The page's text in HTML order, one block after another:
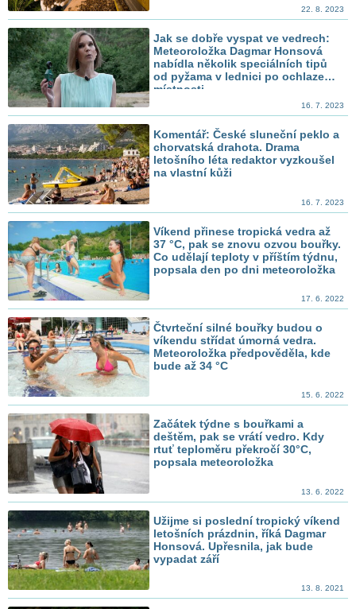
22. 8. 2023
Jak se dobře vyspat ve vedrech:
Meteoroložka Dagmar Honsová
nabídla několik speciálních tipů
od pyžama v lednici po ochlazení
místnosti
16. 7. 2023
Komentář: České sluneční peklo a
chorvatská drahota. Drama
letošního léta redaktor vyzkoušel
na vlastní kůži
16. 7. 2023
Víkend přinese tropická vedra až
37 °C, pak se znovu ozvou bouřky.
Co udělají teploty v příštím týdnu,
popsala den po dni meteoroložka
17. 6. 2022
Čtvrteční silné bouřky budou o
víkendu střídat úmorná vedra.
Meteoroložka předpověděla, kde
bude až 34 °C
15. 6. 2022
Začátek týdne s bouřkami a
deštěm, pak se vrátí vedro. Kdy
rtuť teploměru překročí 30°C,
popsala meteoroložka
13. 6. 2022
Užijme si poslední tropický víkend
letošních prázdnin, říká Dagmar
Honsová. Upřesnila, jak bude
vypadat září
13. 8. 2021